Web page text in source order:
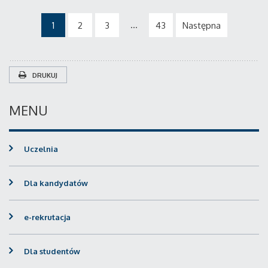
1 2 3 ... 43 Następna
DRUKUJ
MENU
Uczelnia
Dla kandydatów
e-rekrutacja
Dla studentów